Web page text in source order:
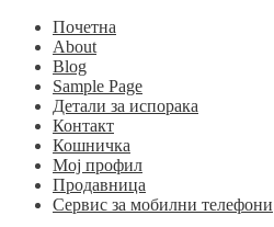
Почетна
About
Blog
Sample Page
Детали за испорака
Контакт
Кошничка
Мој профил
Продавница
Сервис за мобилни телефони